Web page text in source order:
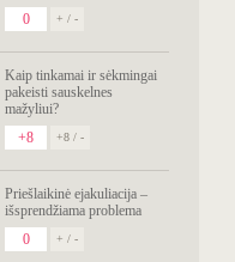
0
+ / -
Kaip tinkamai ir sėkmingai
pakeisti sauskelnes
mažyliui?
+8
+8 / -
Priešlaikinė ejakuliacija –
išsprendžiama problema
0
+ / -